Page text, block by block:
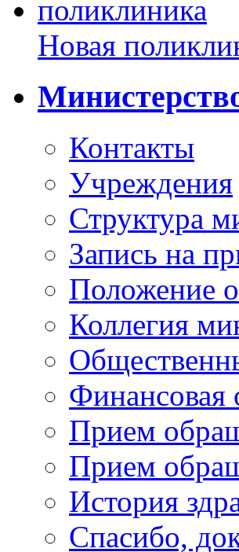
Новая
Контакты
Учреждения
Структура
Запись на
Положение
Коллегия
Финансовая
Прием
Прием
История
Спасибо,